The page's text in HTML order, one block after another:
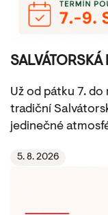
Už od pátku 7.
tradiční
jedinečné
5. 8. 2026